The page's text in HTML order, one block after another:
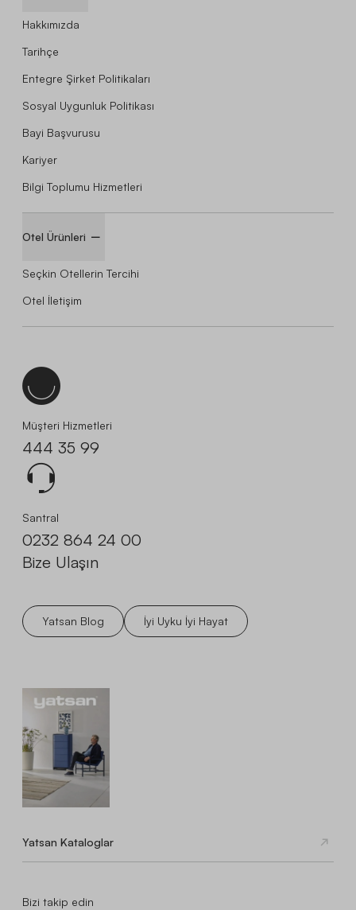
Hakkımızda
Tarihçe
Entegre Şirket Politikaları
Sosyal Uygunluk Politikası
Bayi Başvurusu
Kariyer
Bilgi Toplumu Hizmetleri
Otel Ürünleri
Seçkin Otellerin Tercihi
Otel İletişim
Müşteri Hizmetleri
444 35 99
Santral
0232 864 24 00
Bize Ulaşın
Yatsan Blog İyi Uyku İyi Hayat
Yatsan Kataloglar
Bizi takip edin